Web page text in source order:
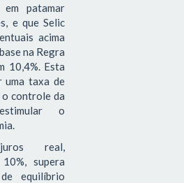
patamar
e que Selic
acima
na Regra
10,4%. Esta
uma taxa de
controle da
o
real,
supera
equilíbrio